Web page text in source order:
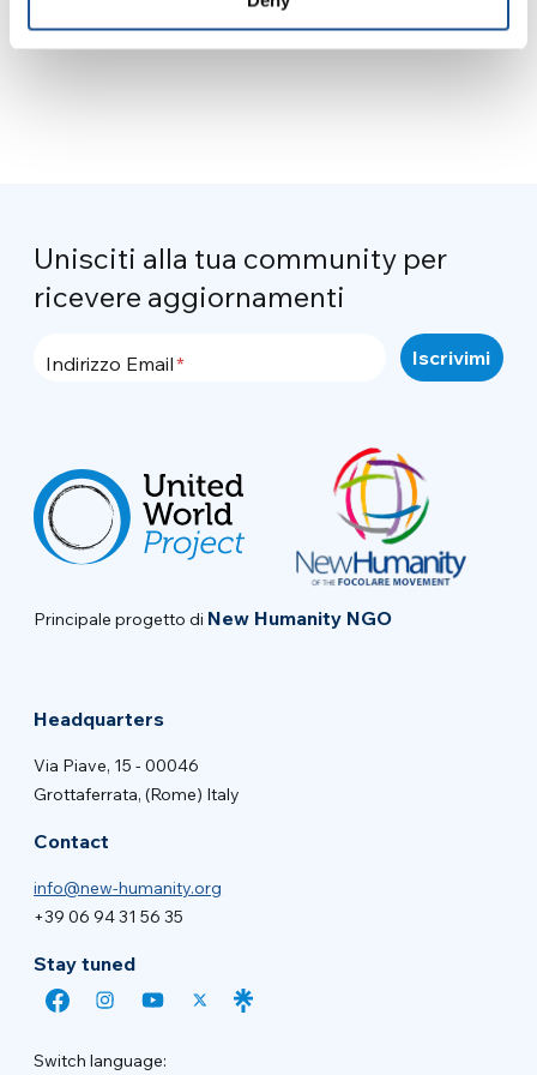
Unisciti alla tua community per
ricevere aggiornamenti
Indirizzo Email
Principale progetto di New Humanity NGO
Headquarters
Via Piave, 15 - 00046
Grottaferrata, (Rome) Italy
Contact
info@new-humanity.org
+39 06 94 31 56 35
Stay tuned
Switch language: